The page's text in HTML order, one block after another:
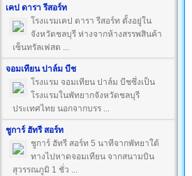
เคป ดารา รีสอร์ท
โรงแรมเคป ดารา รีสอร์ท ตั้งอยู่ใน
จังหวัดชลบุรี ห่างจากห้างสรรพสินค้า
เซ็นทรัลเฟสต ...
จอมเทียน ปาล์ม บีช
โรงแรม จอมเทียน ปาล์ม บีชซึ่งเป็น
โรงแรมในพัทยากจังหวัดชลบุรี
ประเทศไทย นอกจากบรร ...
ชูการ์ ฮัทรี สอร์ท
ชูการ์ ฮัทรี สอร์ท 5 นาทีจากพัทยาใต้
ทางไปหาดจอมเทียน จากสนามบิน
สุวรรณภูมิ 1 ชั่ว ...